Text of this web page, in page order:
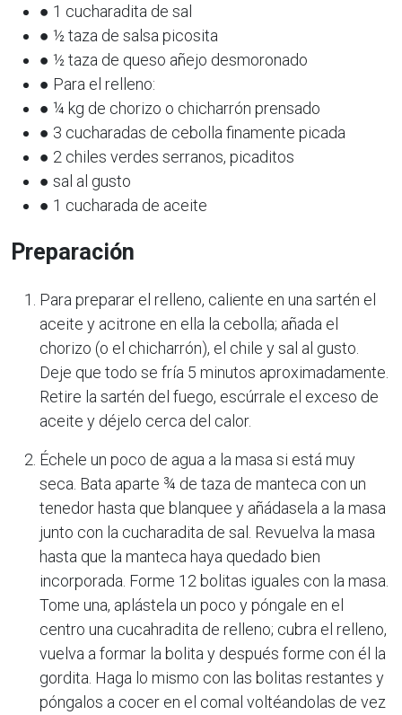
● 1 cucharadita de sal
● ½ taza de salsa picosita
● ½ taza de queso añejo desmoronado
● Para el relleno:
● ¼ kg de chorizo o chicharrón prensado
● 3 cucharadas de cebolla finamente picada
● 2 chiles verdes serranos, picaditos
● sal al gusto
● 1 cucharada de aceite
Preparación
Para preparar el relleno, caliente en una sartén el
aceite y acitrone en ella la cebolla; añada el
chorizo (o el chicharrón), el chile y sal al gusto.
Deje que todo se fría 5 minutos aproximadamente.
Retire la sartén del fuego, escúrrale el exceso de
aceite y déjelo cerca del calor.
Échele un poco de agua a la masa si está muy
seca. Bata aparte ¾ de taza de manteca con un
tenedor hasta que blanquee y añádasela a la masa
junto con la cucharadita de sal. Revuelva la masa
hasta que la manteca haya quedado bien
incorporada. Forme 12 bolitas iguales con la masa.
Tome una, aplástela un poco y póngale en el
centro una cucahradita de relleno; cubra el relleno,
vuelva a formar la bolita y después forme con él la
gordita. Haga lo mismo con las bolitas restantes y
póngalos a cocer en el comal voltéandolas de vez